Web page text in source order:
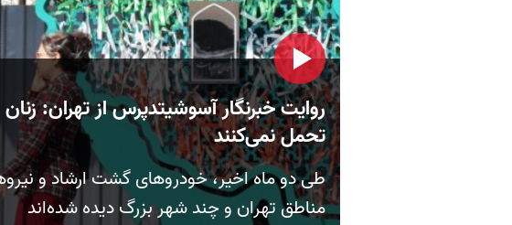
روایت خبرنگار آسوشیتدپرس از تهران:
تحمل نمی‌کنند
طی دو ماه اخیر، خودروهای گشت ارشاد و
مناطق تهران و چند شهر بزرگ دیده شده‌اند